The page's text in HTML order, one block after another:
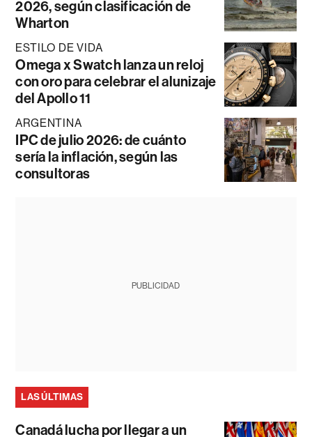
2026, según clasificación de
Wharton
ESTILO DE VIDA
Omega x Swatch lanza un reloj
con oro para celebrar el alunizaje
del Apollo 11
ARGENTINA
IPC de julio 2026: de cuánto
sería la inflación, según las
consultoras
PUBLICIDAD
LAS ÚLTIMAS
Canadá lucha por llegar a un